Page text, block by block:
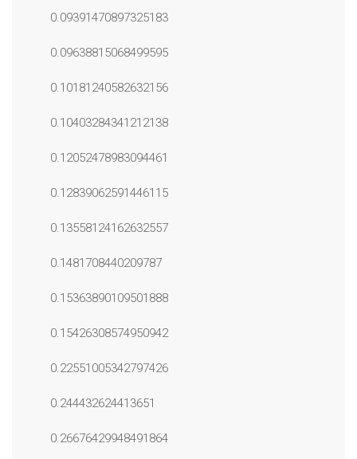
0.09391470897325183
0.09638815068499595
0.10181240582632156
0.10403284341212138
0.12052478983094461
0.12839062591446115
0.13558124162632557
0.1481708440209787
0.15363890109501888
0.15426308574950942
0.22551005342797426
0.244432624413651
0.26676429948491864